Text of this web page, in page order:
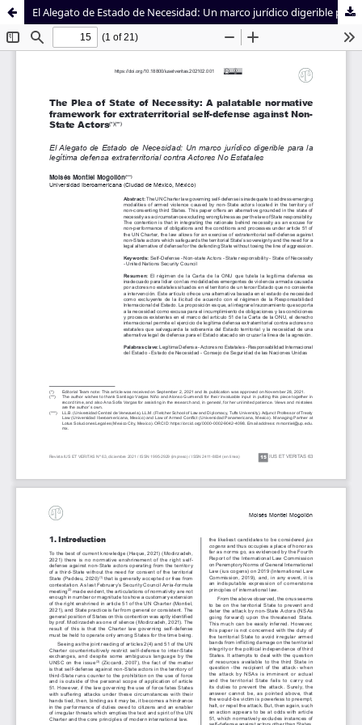
Sistema de
Bibliotecas
Facultad de
Derecho
El Alegato de Estado de Necesidad: Un marco jurídico digerible para la legítima defensa extraterritorial contra Actores No Estatales